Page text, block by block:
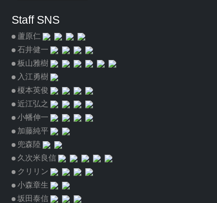
Staff SNS
蘆原仁
石井健一
板山雅樹
入江勇樹
榎本英俊
近江弘之
小幡伸一
加藤純平
兜森陸
久次米良信
クリリン
小森章生
坂田泰信